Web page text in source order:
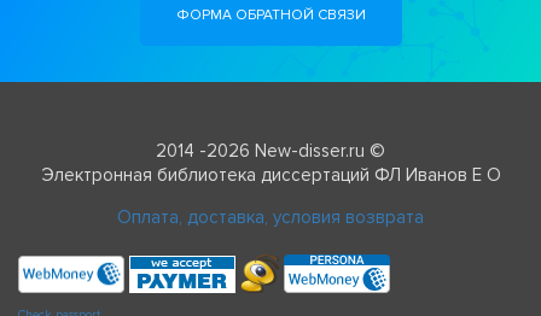
ФОРМА ОБРАТНОЙ СВЯЗИ
2014 -2026 New-disser.ru ©
Электронная библиотека диссертаций ФЛ Иванов Е О
Оплата, доставка, условия возврата